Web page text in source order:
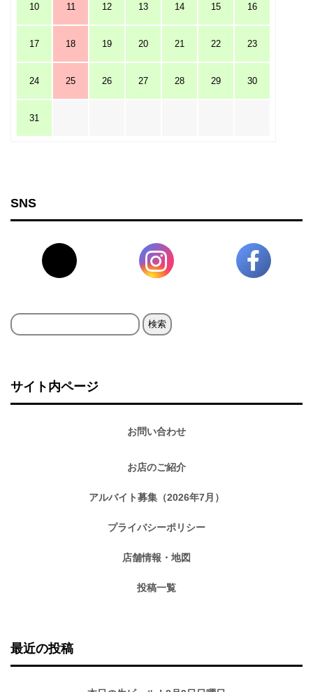
10 11 12 13 14 15 16
17 18 19 20 21 22 23
24 25 26 27 28 29 30
31
SNS
検
サイト内ページ
お問い合わせ
お店のご紹介
アルバイト募集（2026年7月）
プライバシーポリシー
店舗情報・地図
投稿一覧
最近の投稿